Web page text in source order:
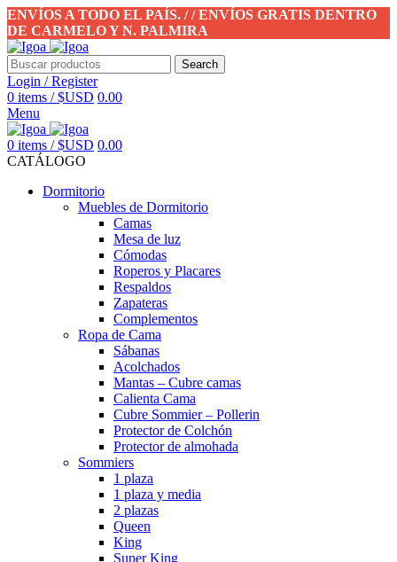
ENVÍOS A TODO EL PAÍS. / / ENVÍOS GRATIS DENTRO
DE CARMELO Y N. PALMIRA
Search
Login / Register
0 items / $USD 0.00
Menu
0 items / $USD 0.00
CATÁLOGO
Dormitorio
Muebles de Dormitorio
Camas
Mesa de luz
Cómodas
Roperos y Placares
Respaldos
Zapateras
Complementos
Ropa de Cama
Sábanas
Acolchados
Mantas – Cubre camas
Calienta Cama
Cubre Sommier – Pollerin
Protector de Colchón
Protector de almohada
Sommiers
1 plaza
1 plaza y media
2 plazas
Queen
King
Super King